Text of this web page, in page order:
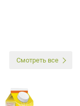
Смотреть все